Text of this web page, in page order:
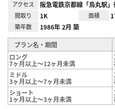
アクセス 阪急電鉄京都線「烏丸駅
間取り 1K 面積
築年数 1986年 2月 築
プラン名・期間
ロング
7ヶ月以上～12ヶ月未満
ミドル
3ヶ月以上～7ヶ月未満
ショート
1ヶ月以上～3ヶ月未満